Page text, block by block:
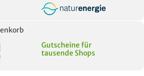
Gutscheine für
tausende Shops